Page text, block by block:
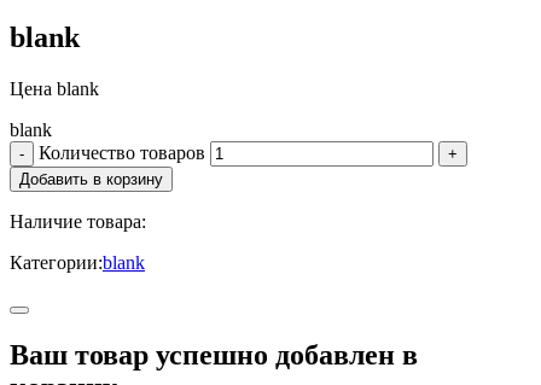
blank
Цена blank
blank
Количество товаров
Наличие товара:
Категории:blank
Ваш товар успешно добавлен в